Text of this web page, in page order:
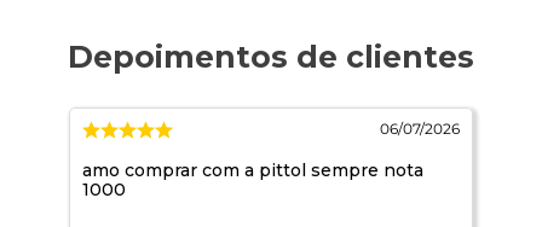
06/07/2026
amo comprar com a pittol sempre nota
1000